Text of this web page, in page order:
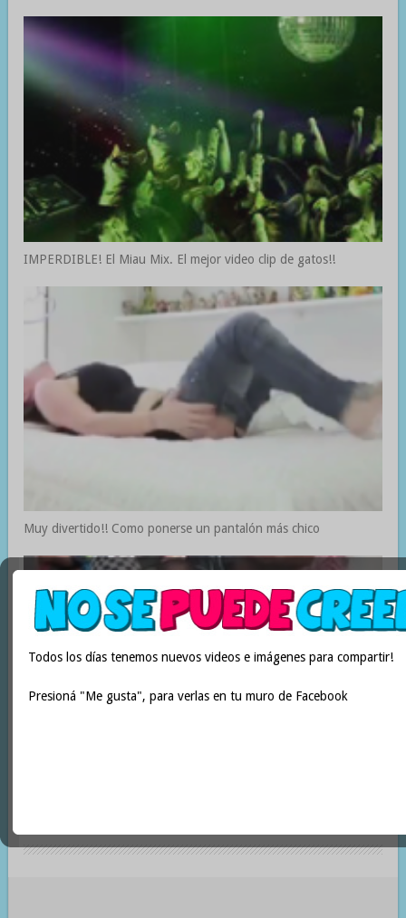
IMPERDIBLE! El Miau Mix. El mejor video clip de gatos!!
Muy divertido!! Como ponerse un pantalón más chico
Todos los días tenemos nuevos videos e imágenes para compartir!
Presioná "Me gusta", para verlas en tu muro de Facebook